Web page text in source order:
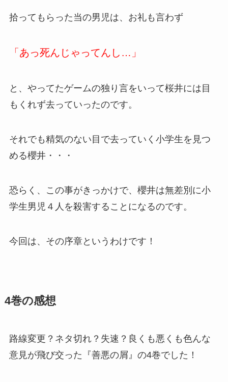
拾ってもらった当の男児は、お礼も言わず
「あっ死んじゃってんし…」
と、やってたゲームの独り言をいって桜井には目
もくれず去っていったのです。
それでも精気のない目で去っていく小学生を見つ
める櫻井・・・
恐らく、この事がきっかけで、櫻井は無差別に小
学生男児４人を殺害することになるのです。
今回は、その序章というわけです！
4巻の感想
路線変更？ネタ切れ？失速？良くも悪くも色んな
意見が飛び交った『善悪の屑』の4巻でした！